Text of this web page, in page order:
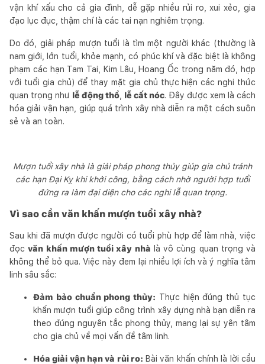
vận khí xấu cho cả gia đình, dễ gặp nhiều rủi ro, xui xẻo, gia
đạo lục đục, thậm chí là các tai nạn nghiêm trọng.
Do đó, giải pháp mượn tuổi là tìm một người khác (thường là
nam giới, lớn tuổi, khỏe mạnh, có phúc khí và đặc biệt là không
phạm các hạn Tam Tai, Kim Lâu, Hoang Ốc trong năm đó, hợp
với tuổi gia chủ) để thay mặt gia chủ thực hiện các nghi thức
quan trọng như lễ động thổ lễ cất nóc. Đây được xem là cách
hóa giải vận hạn, giúp quá trình xây nhà diễn ra một cách suôn
sẻ và an toàn.
Mượn tuổi xây nhà là giải pháp phong thủy giúp gia chủ tránh
các hạn Đại Kỵ khi khởi công, bằng cách nhờ người hợp tuổi
đứng ra làm đại diện cho các nghi lễ quan trọng.
Vì sao cần văn khấn mượn tuổi xây nhà?
Sau khi đã mượn được người có tuổi phù hợp để làm nhà, việc
đọcvăn khấn mượn tuổi xây nhà là vô cùng quan trọng và
không thể bỏ qua. Việc này đem lại nhiều lợi ích và ý nghĩa tâm
linh sâu sắc:
Đảm bảo chuẩn phong thủy: Thực hiện đúng thủ tục
khấn mượn tuổi giúp công trình xây dựng nhà bạn diễn ra
theo đúng nguyên tắc phong thủy, mang lại sự yên tâm
cho gia chủ về mọi vấn đề tâm linh.
Hóa giải vận hạn và rủi ro: Bài văn khấn chính là lời cầu